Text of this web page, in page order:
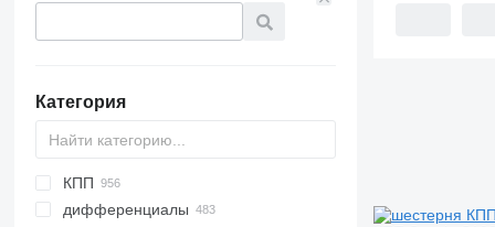
Категория
КПП
дифференциалы